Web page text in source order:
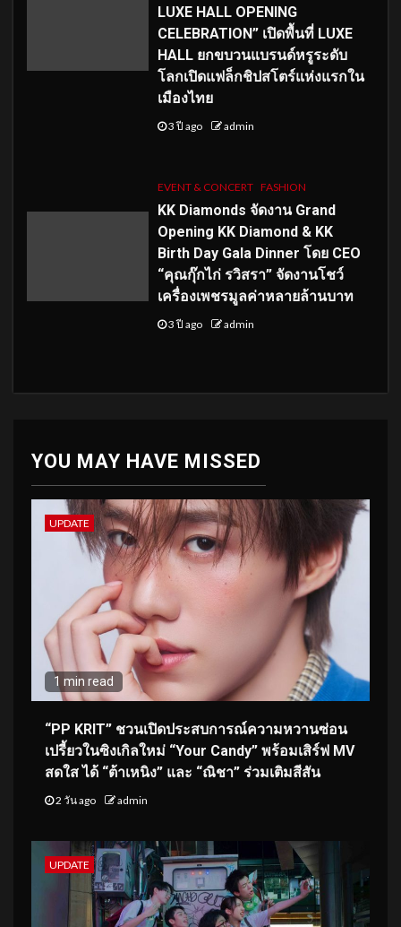
LUXE HALL OPENING
CELEBRATION” เปิดพื้นที่ LUXE
HALL ยกขบวนแบรนด์หรูระดับ
โลกเปิดแฟล็กชิปสโตร์แห่งแรกใน
เมืองไทย
3 ปี ago admin
EVENT & CONCERT FASHION
KK Diamonds จัดงาน Grand
Opening KK Diamond & KK
Birth Day Gala Dinner โดย CEO
“คุณกุ๊กไก่ รวิสรา” จัดงานโชว์
เครื่องเพชรมูลค่าหลายล้านบาท
3 ปี ago admin
YOU MAY HAVE MISSED
UPDATE
1 min read
“PP KRIT” ชวนเปิดประสบการณ์ความหวานซ่อน
เปรี้ยวในซิงเกิลใหม่ “Your Candy” พร้อมเสิร์ฟ MV
สดใส ได้ “ต้าเหนิง” และ “ณิชา” ร่วมเติมสีสัน
2 วัน ago admin
UPDATE